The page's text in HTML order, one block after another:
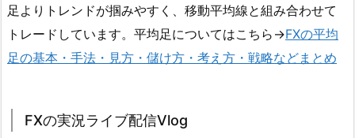
足よりトレンドが掴みやすく、移動平均線と組み合わせて
トレードしています。平均足についてはこちら→FXの平均
足の基本・手法・見方・儲け方・考え方・戦略などまとめ
FXの実況ライブ配信Vlog